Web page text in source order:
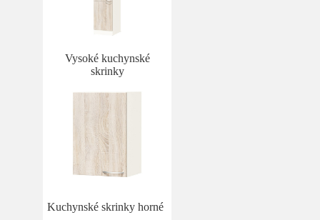
Vysoké kuchynské
skrinky
Kuchynské skrinky horné